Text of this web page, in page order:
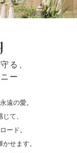
る、
ー
遠の愛。
て、
ード。
せます。